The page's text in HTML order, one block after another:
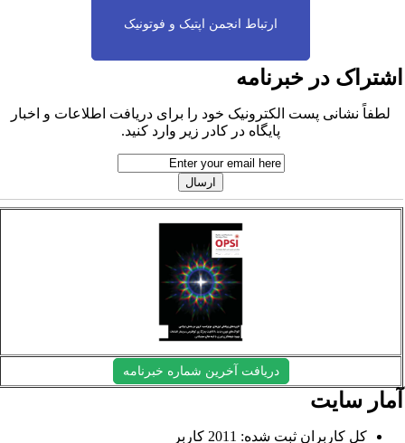
ارتباط انجمن اپتیک و فوتونیک
در خبرنامه
لطفاً نشانی پست الکترونیک خود را برای دریافت اطلاعات و اخبار
پایگاه در کادر زیر وارد کنید.
دریافت آخرین شماره خبرنامه
سایت
کل کاربران ثبت شده: 2011 کاربر